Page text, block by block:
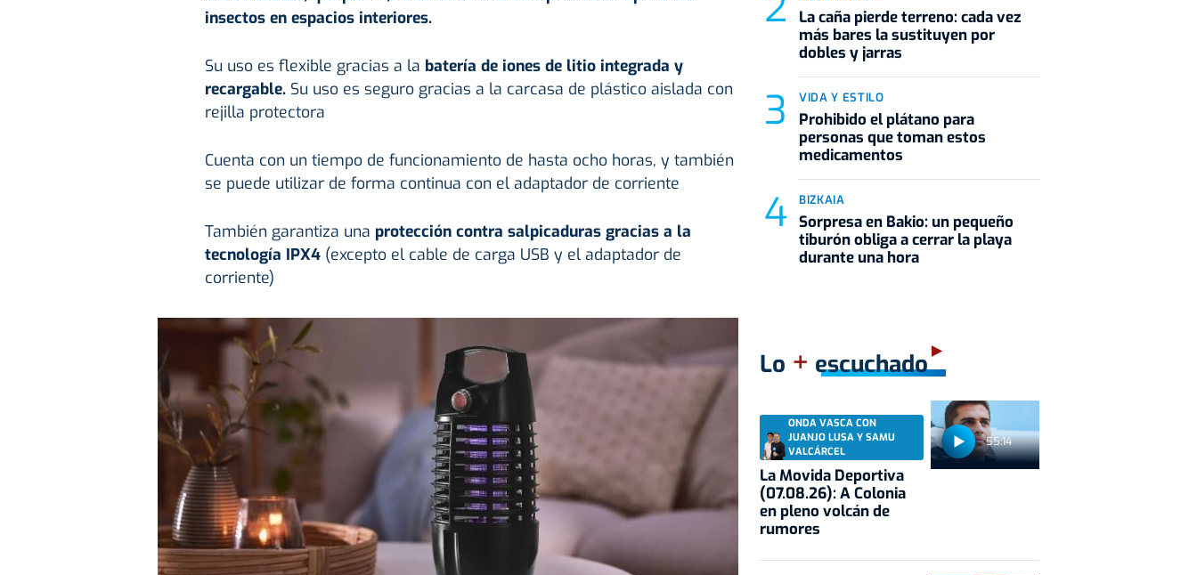
insectos en espacios interiores.
Su uso es flexible gracias a la batería de iones de litio integrada y
recargable. Su uso es seguro gracias a la carcasa de plástico aislada con
rejilla protectora
Cuenta con un tiempo de funcionamiento de hasta ocho horas, y también
se puede utilizar de forma continua con el adaptador de corriente
También garantiza una protección contra salpicaduras gracias a la
tecnología IPX4 (excepto el cable de carga USB y el adaptador de
corriente)
La caña pierde terreno: cada vez
más bares la sustituyen por
dobles y jarras
VIDA Y ESTILO
Prohibido el plátano para
personas que toman estos
medicamentos
BIZKAIA
Sorpresa en Bakio: un pequeño
tiburón obliga a cerrar la playa
durante una hora
Lo + escuchado
55:14
ONDA VASCA CON
JUANJO LUSA Y SAMU
VALCÁRCEL
La Movida Deportiva
(07.08.26): A Colonia
en pleno volcán de
rumores